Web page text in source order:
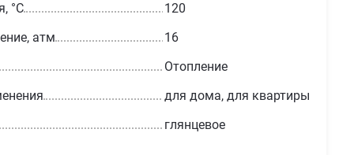
°С
120
атм
16
Отопление
для дома, для квартиры
глянцевое